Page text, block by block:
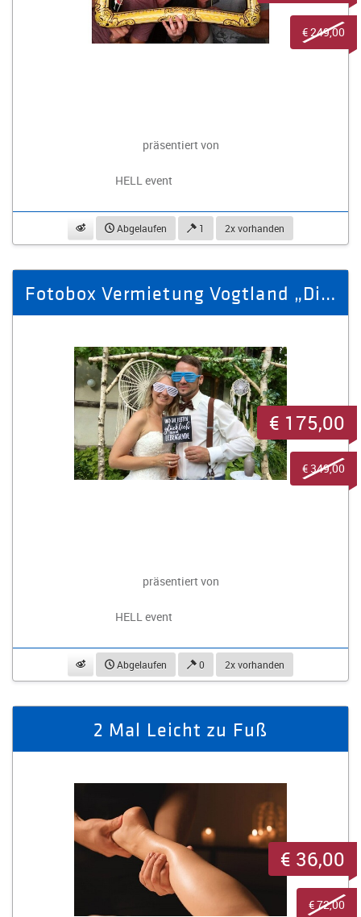
präsentiert von
HELL event
beobachtenAbgelaufen 1 2x vorhanden
€ 249,00
Fotobox Vermietung Vogtland „Digital + Print“ (inkl. Aufbau)
präsentiert von
HELL event
beobachtenAbgelaufen 0 2x vorhanden
€ 175,00
€ 349,00
2 Mal Leicht zu Fuß
€ 36,00
€ 72,00